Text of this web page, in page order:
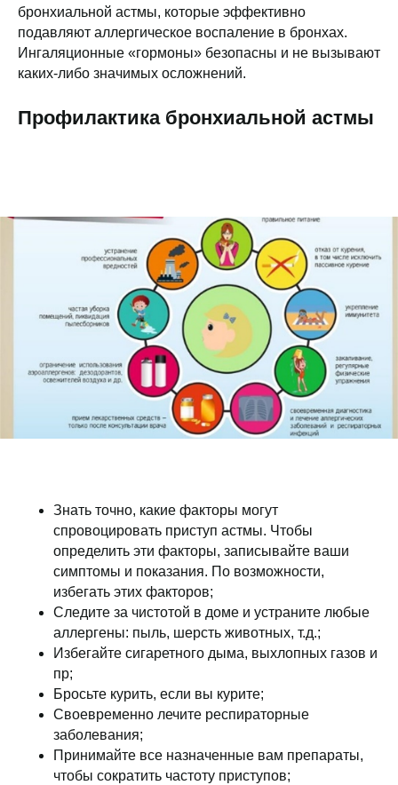
бронхиальной астмы, которые эффективно
подавляют аллергическое воспаление в бронхах.
Ингаляционные «гормоны» безопасны и не вызывают
каких-либо значимых осложнений.
Профилактика бронхиальной астмы
Знать точно, какие факторы могут
спровоцировать приступ астмы. Чтобы
определить эти факторы, записывайте ваши
симптомы и показания. По возможности,
избегать этих факторов;
Следите за чистотой в доме и устраните любые
аллергены: пыль, шерсть животных, т.д.;
Избегайте сигаретного дыма, выхлопных газов и
пр;
Бросьте курить, если вы курите;
Своевременно лечите респираторные
заболевания;
Принимайте все назначенные вам препараты,
чтобы сократить частоту приступов;